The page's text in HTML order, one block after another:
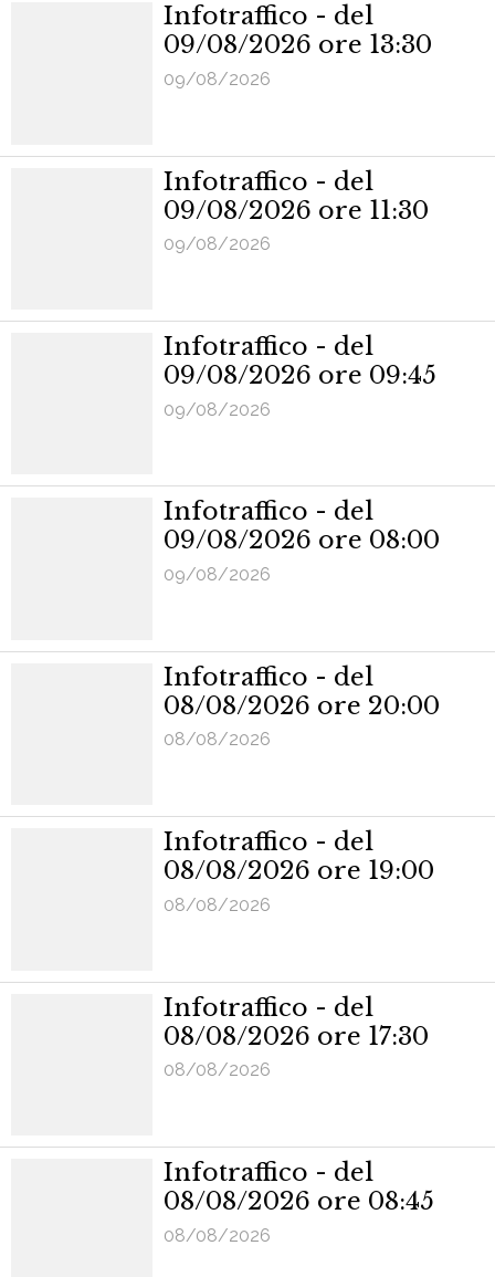
Infotraffico - del
09/08/2026 ore 13:30
09/08/2026
Infotraffico - del
09/08/2026 ore 11:30
09/08/2026
Infotraffico - del
09/08/2026 ore 09:45
09/08/2026
Infotraffico - del
09/08/2026 ore 08:00
09/08/2026
Infotraffico - del
08/08/2026 ore 20:00
08/08/2026
Infotraffico - del
08/08/2026 ore 19:00
08/08/2026
Infotraffico - del
08/08/2026 ore 17:30
08/08/2026
Infotraffico - del
08/08/2026 ore 08:45
08/08/2026